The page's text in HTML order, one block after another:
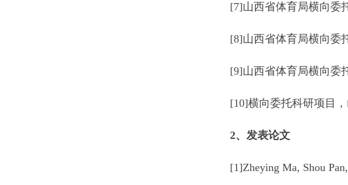
[7]山西省体育局横向委
[8]山西省体育局横向委
[9]山西省体育局横向委
[10]横向委托科研项目
2、发表论文
[1]Zheying Ma, Shou